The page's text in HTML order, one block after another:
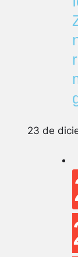
23 de